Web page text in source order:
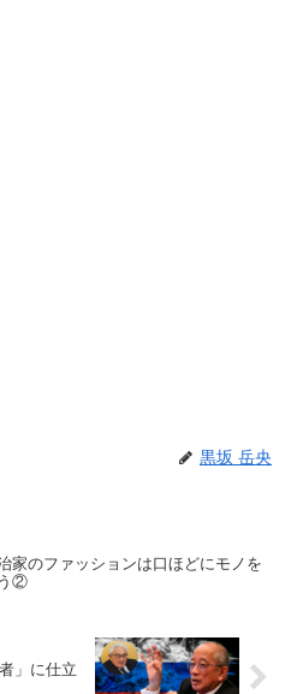
黒坂 岳央
家のファッションは口ほどにモノを
②
」に仕立